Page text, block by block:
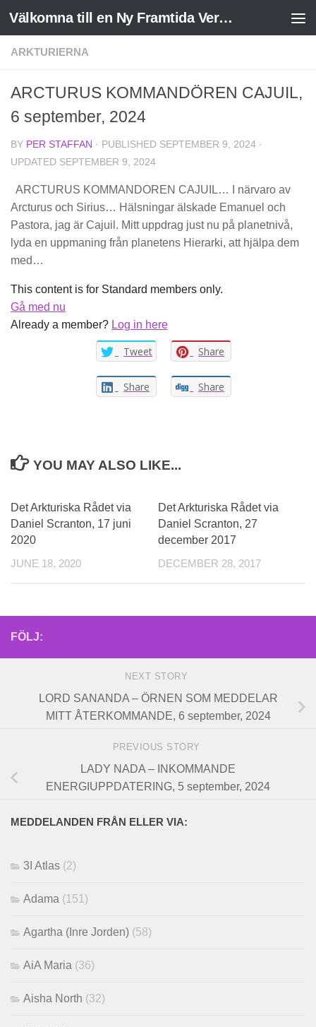
Skip to content Välkomna till en Ny Framtida Verklighet
ARKTURIERNA
ARCTURUS KOMMANDÖREN CAJUIL,
6 september, 2024
BY PER STAFFAN · PUBLISHED SEPTEMBER 9, 2024 ·
UPDATED SEPTEMBER 9, 2024
ARCTURUS KOMMANDOREN CAJUIL… I närvaro av
Arcturus och Sirius… Hälsningar älskade Emanuel och
Pastora, jag är Cajuil. Mitt uppdrag just nu på planetnivå,
lyda en uppmaning från planetens Hierarki, att hjälpa dem
med…
This content is for Standard members only.
Gå med nu
Already a member? Log in here
Tweet Share
Share Share
YOU MAY ALSO LIKE...
Det Arkturiska Rådet via
Daniel Scranton, 17 juni
2020
JUNE 18, 2020
Det Arkturiska Rådet via
Daniel Scranton, 27
december 2017
DECEMBER 28, 2017
FÖLJ:
NEXT STORY
LORD SANANDA – ÖRNEN SOM MEDDELAR
MITT ÅTERKOMMANDE, 6 september, 2024
PREVIOUS STORY
LADY NADA – INKOMMANDE
ENERGIUPPDATERING, 5 september, 2024
MEDDELANDEN FRÅN ELLER VIA:
3I Atlas (2)
Adama (151)
Agartha (Inre Jorden) (58)
AiA Maria (36)
Aisha North (32)